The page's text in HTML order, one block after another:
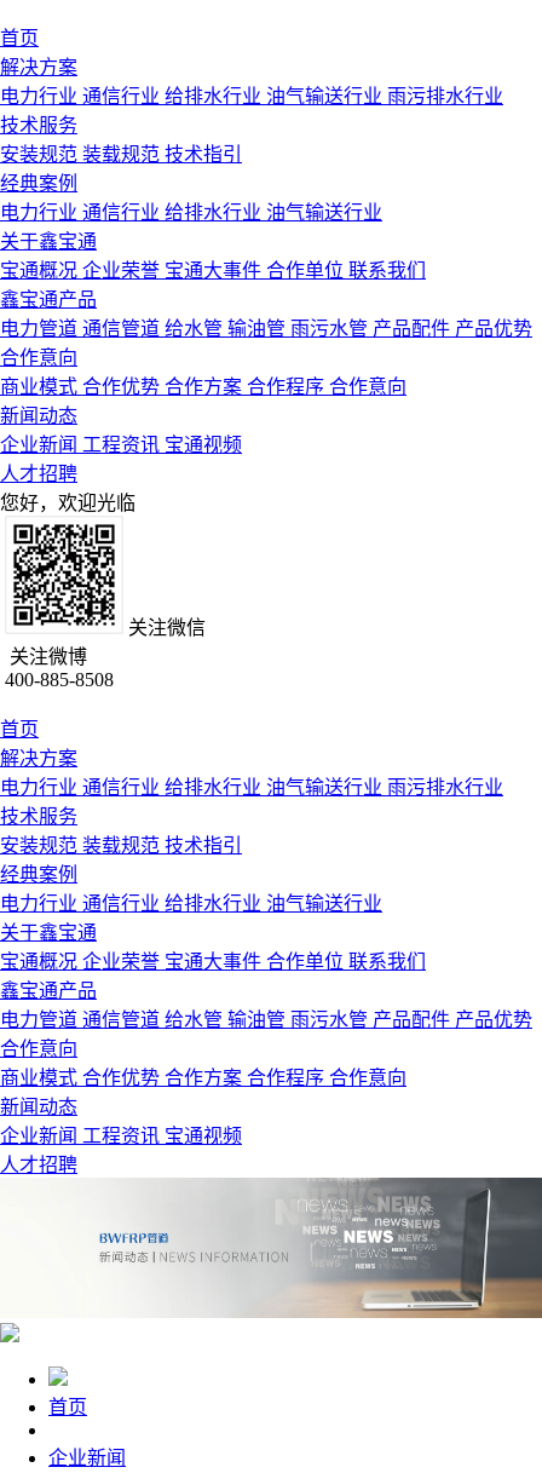
首页
解决方案
电力行业 通信行业 给排水行业 油气输送行业 雨污排水行业
技术服务
安装规范 装载规范 技术指引
经典案例
电力行业 通信行业 给排水行业 油气输送行业
关于鑫宝通
宝通概况 企业荣誉 宝通大事件 合作单位 联系我们
鑫宝通产品
电力管道 通信管道 给水管 输油管 雨污水管 产品配件 产品优势
合作意向
商业模式 合作优势 合作方案 合作程序 合作意向
新闻动态
企业新闻 工程资讯 宝通视频
人才招聘
您好，欢迎光临
关注微信
关注微博
400-885-8508
首页
解决方案
电力行业 通信行业 给排水行业 油气输送行业 雨污排水行业
技术服务
安装规范 装载规范 技术指引
经典案例
电力行业 通信行业 给排水行业 油气输送行业
关于鑫宝通
宝通概况 企业荣誉 宝通大事件 合作单位 联系我们
鑫宝通产品
电力管道 通信管道 给水管 输油管 雨污水管 产品配件 产品优势
合作意向
商业模式 合作优势 合作方案 合作程序 合作意向
新闻动态
企业新闻 工程资讯 宝通视频
人才招聘
首页
企业新闻